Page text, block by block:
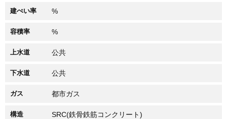
建ぺい率 %
容積率 %
上水道 公共
下水道 公共
ガス 都市ガス
構造 SRC(鉄骨鉄筋コンクリート)